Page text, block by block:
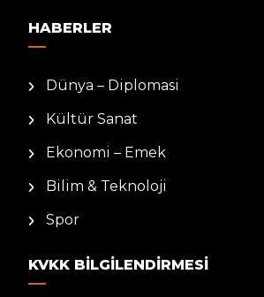
HABERLER
Dünya – Diplomasi
Kültür Sanat
Ekonomi – Emek
Bilim & Teknoloji
Spor
KVKK BILGILENDIRMESI